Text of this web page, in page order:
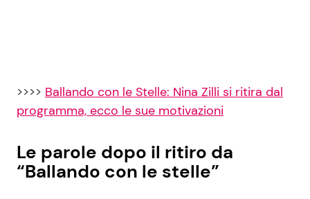
>>>> Ballando con le Stelle: Nina Zilli si ritira dal
programma, ecco le sue motivazioni
Le parole dopo il ritiro da
“Ballando con le stelle”